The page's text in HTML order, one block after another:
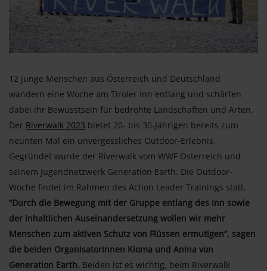
12 junge Menschen aus Österreich und Deutschland
wandern eine Woche am Tiroler Inn entlang und schärfen
dabei ihr Bewusstsein für bedrohte Landschaften und Arten.
Der Riverwalk 2023 bietet 20- bis 30-Jährigen bereits zum
neunten Mal ein unvergessliches Outdoor-Erlebnis.
Gegründet wurde der Riverwalk vom WWF Österreich und
seinem Jugendnetzwerk Generation Earth. Die Outdoor-
Woche findet im Rahmen des Action Leader Trainings statt.
“Durch die Bewegung mit der Gruppe entlang des Inn sowie
der inhaltlichen Auseinandersetzung wollen wir mehr
Menschen zum aktiven Schutz von Flüssen ermutigen”, sagen
die beiden Organisatorinnen Kioma und Anina von
Generation Earth. Beiden ist es wichtig, beim Riverwalk